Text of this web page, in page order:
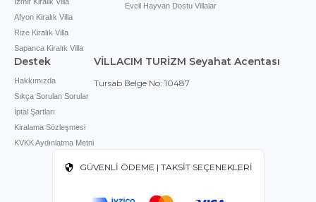
Afyon Kiralık Villa
Rize Kiralık Villa
Sapanca Kiralık Villa
Evcil Hayvan Dostu Villalar
Destek
Hakkımızda
Sıkça Sorulan Sorular
İptal Şartları
Kiralama Sözleşmesi
KVKK Aydınlatma Metni
VİLLACIM TURİZM Seyahat Acentası
Tursab Belge No: 10487
GÜVENLİ ÖDEME | TAKSİT SEÇENEKLERİ